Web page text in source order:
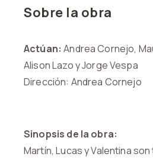
Sobre la obra
Actúan: Andrea Cornejo,
Alison Lazo y Jorge Vespa
Dirección: Andrea Cornejo
Sinopsis de la obra:
Martín, Lucas y Valentina